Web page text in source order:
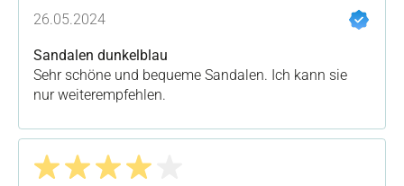
Bewertung mit 5 von 5 Sternen
26.05.2024
Sandalen dunkelblau
Sehr schöne und bequeme Sandalen. Ich kann sie
nur weiterempfehlen.